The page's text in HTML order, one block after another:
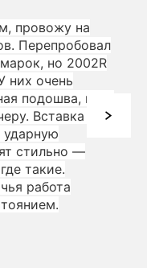
провожу на
Перепробовал
но 2002R
них очень
подошва, ноги
Вставка N-
ударную
стильно —
такие.
работа